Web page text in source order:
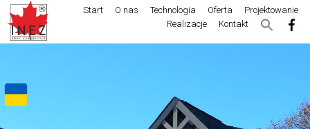
Start O nas Technologia Oferta
Projektowanie
Realizacje
Kontakt